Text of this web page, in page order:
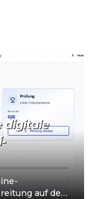
digitale
auf den